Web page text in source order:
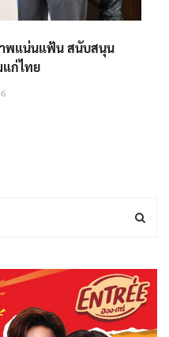
พแน่นแฟ้น สนับสนุน
แก่ไทย